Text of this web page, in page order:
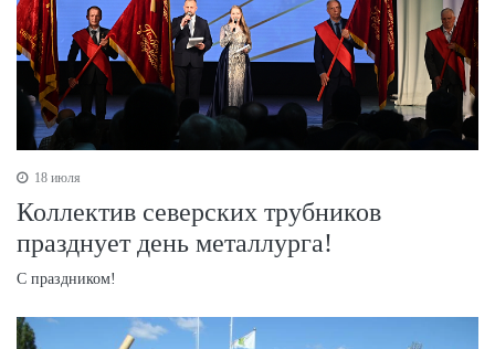
18 июля
Коллектив северских трубников
празднует день металлурга!
С праздником!